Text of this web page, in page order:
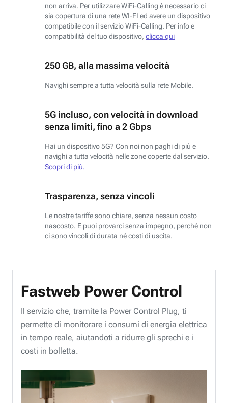
non arriva. Per utilizzare WiFi-Calling è necessario ci
sia copertura di una rete WI-FI ed avere un dispositivo
compatibile con il servizio WiFi-Calling. Per info e
compatibilità del tuo dispositivo, clicca qui
250 GB, alla massima velocità
Navighi sempre a tutta velocità sulla rete Mobile.
5G incluso, con velocità in download
senza limiti, fino a 2 Gbps
Hai un dispositivo 5G? Con noi non paghi di più e
navighi a tutta velocità nelle zone coperte dal servizio.
Scopri di più.
Trasparenza, senza vincoli
Le nostre tariffe sono chiare, senza nessun costo
nascosto. E puoi provarci senza impegno, perché non
ci sono vincoli di durata né costi di uscita.
Fastweb Power Control
Il servizio che, tramite la Power Control Plug, ti
permette di monitorare i consumi di energia elettrica
in tempo reale, aiutandoti a ridurre gli sprechi e i
costi in bolletta.